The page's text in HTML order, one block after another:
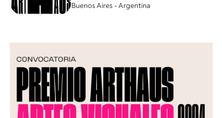
Buenos Aires - Argentina